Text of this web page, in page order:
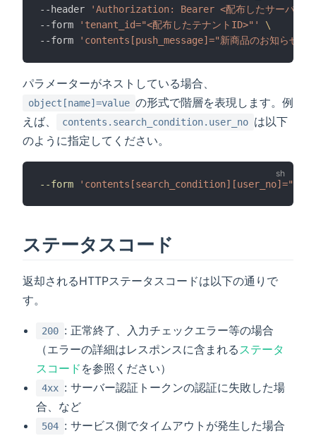
--header
'Authorization: Bearer <配布したサーバー認
--form
'tenant_id="<配布したテナントID>"'
\
--form
'contents[push_message]="新商品のお知らせ"'
パラメーターがネストしている場合、
object[name]=value の形式で階層を表現します。例
えば、
contents.search_condition.user_no は以下
のように指定してください。
--form
ステータスコード
返却されるHTTPステータスコードは以下の通りで
す。
200 : 正常終了、入力チェックエラー等の場合
（エラーの詳細はレスポンスに含まれる ステータ
スコード を参照ください）
4xx : サーバー認証トークンの認証に失敗した場
合、など
504 : サービス側でタイムアウトが発生した場合